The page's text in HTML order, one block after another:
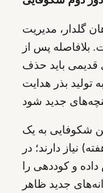
گلدار، مدیریت
بلافاصله پس از
قدیمی باید حذف
تولید بذر هدایت
شکوفایی به یک
استراحت کوتاه (۴ تا ۸ هفته) نیاز دارند؛ در
و کوددهی را
جدید ظاهر